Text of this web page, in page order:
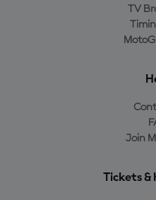
TV
Join
Tickets